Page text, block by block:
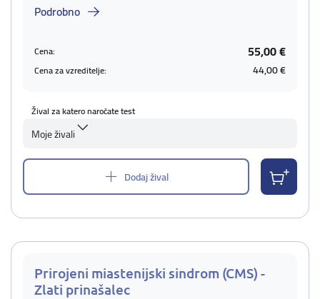
Podrobno
Cena: 55,00 €
Cena za vzreditelje: 44,00 €
Žival za katero naročate test
Moje živali
Dodaj žival
Prirojeni miastenijski sindrom (CMS) -
Zlati prinašalec